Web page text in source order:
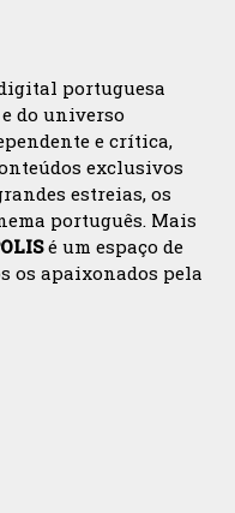
portuguesa
do universo
e crítica,
exclusivos
estreias, os
português. Mais
é um espaço de
os apaixonados pela